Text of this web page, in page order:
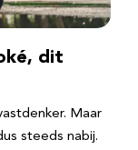
dit
Maar
steeds nabij.